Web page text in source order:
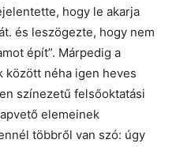
hogy le akarja
és leszögezte, hogy nem
épít”. Márpedig a
között néha igen heves
színezetű felsőoktatási
elemeinek
többről van szó: úgy